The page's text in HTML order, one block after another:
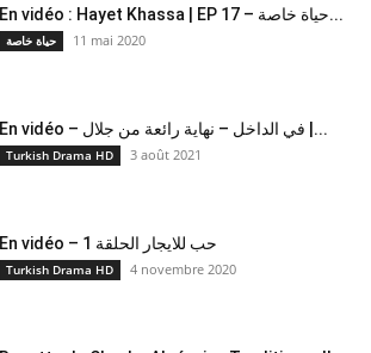
En vidéo : Hayet Khassa | EP 17 – حياة خاصة...
حياة خاصة 11 mai 2020
En vidéo – في الداخل – نهاية رائعة من جلال |...
Turkish Drama HD 3 août 2021
En vidéo – حب للايجار الحلقة 1
Turkish Drama HD 4 novembre 2020